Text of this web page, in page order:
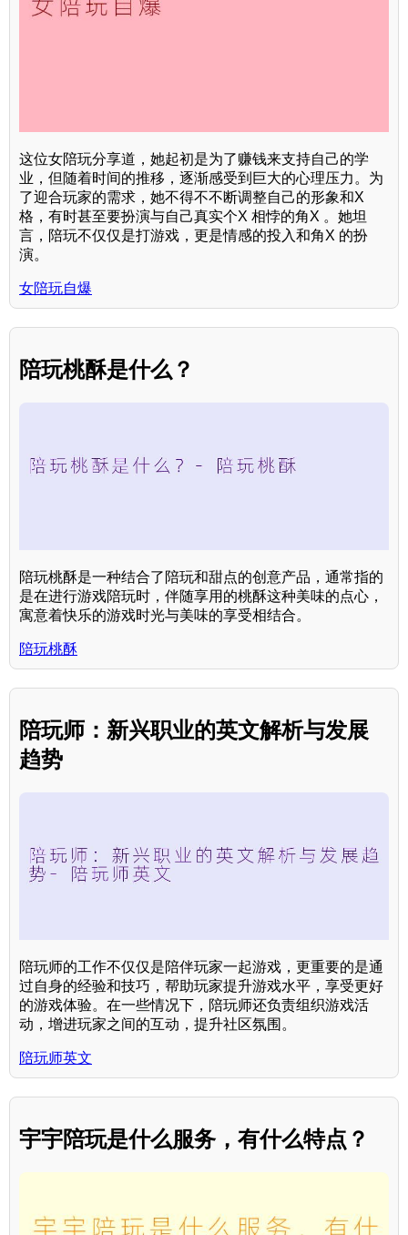
这位女陪玩分享道，她起初是为了赚钱来支持自己的学
业，但随着时间的推移，逐渐感受到巨大的心理压力。为
了迎合玩家的需求，她不得不不断调整自己的形象和X
格，有时甚至要扮演与自己真实个X 相悖的角X 。她坦
言，陪玩不仅仅是打游戏，更是情感的投入和角X 的扮
演。
女陪玩自爆
陪玩桃酥是什么？
陪玩桃酥是一种结合了陪玩和甜点的创意产品，通常指的
是在进行游戏陪玩时，伴随享用的桃酥这种美味的点心，
寓意着快乐的游戏时光与美味的享受相结合。
陪玩桃酥
陪玩师：新兴职业的英文解析与发展
趋势
陪玩师的工作不仅仅是陪伴玩家一起游戏，更重要的是通
过自身的经验和技巧，帮助玩家提升游戏水平，享受更好
的游戏体验。在一些情况下，陪玩师还负责组织游戏活
动，增进玩家之间的互动，提升社区氛围。
陪玩师英文
宇宇陪玩是什么服务，有什么特点？